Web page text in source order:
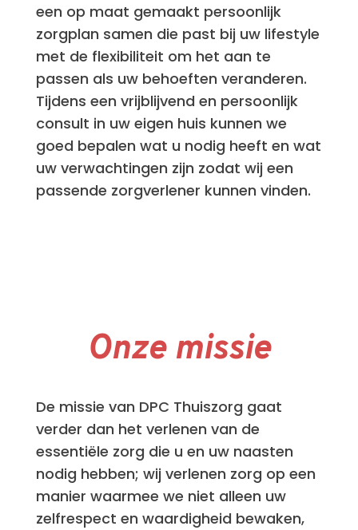
een op maat gemaakt persoonlijk
zorgplan samen die past bij uw lifestyle
met de flexibiliteit om het aan te
passen als uw behoeften veranderen.
Tijdens een vrijblijvend en persoonlijk
consult in uw eigen huis kunnen we
goed bepalen wat u nodig heeft en wat
uw verwachtingen zijn zodat wij een
passende zorgverlener kunnen vinden.
Onze missie
De missie van DPC Thuiszorg gaat
verder dan het verlenen van de
essentiële zorg die u en uw naasten
nodig hebben; wij verlenen zorg op een
manier waarmee we niet alleen uw
zelfrespect en waardigheid bewaken,